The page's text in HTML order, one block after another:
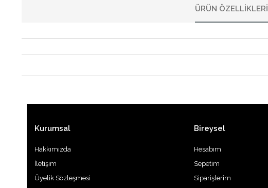
ÜRÜN ÖZELLIKLERI
Kurumsal
Hakkımızda
İletişim
Üyelik Sözleşmesi
Bireysel
Hesabım
Sepetim
Siparişlerim